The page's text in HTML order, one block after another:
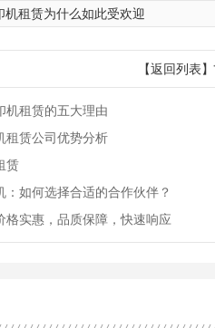
机租赁为什么如此受欢迎
【返回列表】
机租赁的五大理由
租赁公司优势分析
赁
：如何选择合适的合作伙伴？
格实惠，品质保障，快速响应